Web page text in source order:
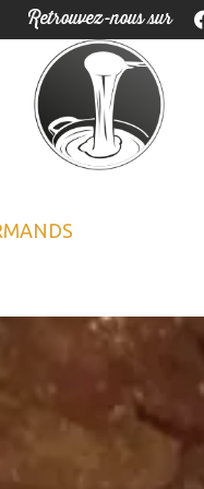
Retrouvez-nous sur